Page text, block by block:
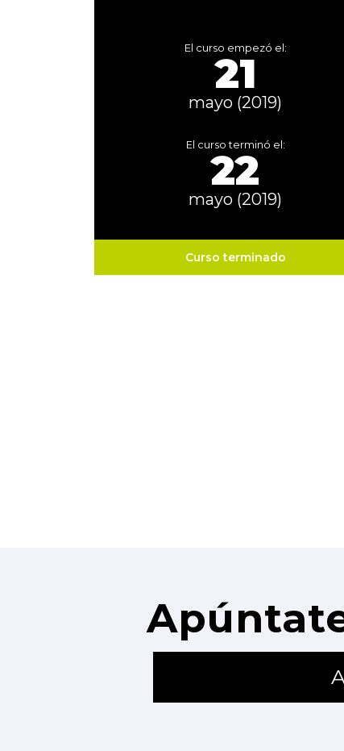
El curso empezó el:
21
mayo (2019)
El curso terminó el:
22
mayo (2019)
Curso terminado